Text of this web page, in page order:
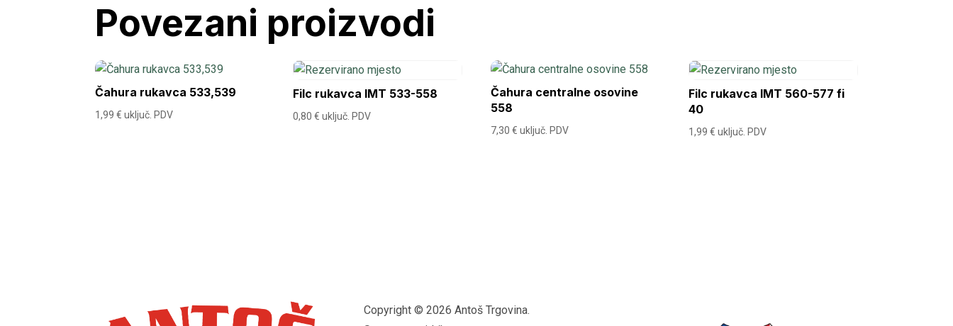
Povezani proizvodi
Čahura rukavca 533,539
1,99€ uključ. PDV
Filc rukavca IMT 533-558
0,80€ uključ. PDV
Čahura centralne osovine
558
7,30€ uključ. PDV
Filc rukavca IMT 560-577 fi
40
1,99€ uključ. PDV
Copyright © 2026 Antoš Trgovina.